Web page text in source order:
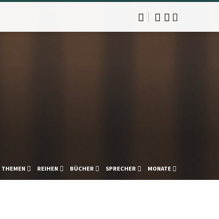
THEMEN REIHEN BÜCHER SPRECHER MONATE